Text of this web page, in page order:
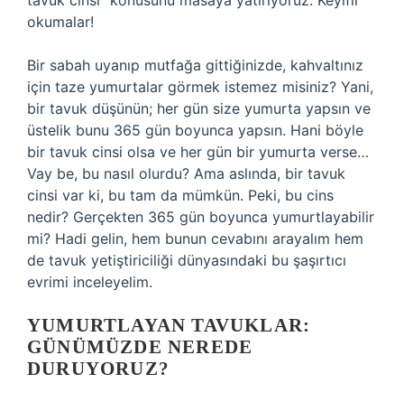
okumalar!
Bir sabah uyanıp mutfağa gittiğinizde, kahvaltınız
için taze yumurtalar görmek istemez misiniz? Yani,
bir tavuk düşünün; her gün size yumurta yapsın ve
üstelik bunu 365 gün boyunca yapsın. Hani böyle
bir tavuk cinsi olsa ve her gün bir yumurta verse…
Vay be, bu nasıl olurdu? Ama aslında, bir tavuk
cinsi var ki, bu tam da mümkün. Peki, bu cins
nedir? Gerçekten 365 gün boyunca yumurtlayabilir
mi? Hadi gelin, hem bunun cevabını arayalım hem
de tavuk yetiştiriciliği dünyasındaki bu şaşırtıcı
evrimi inceleyelim.
YUMURTLAYAN TAVUKLAR:
GÜNÜMÜZDE NEREDE
DURUYORUZ?